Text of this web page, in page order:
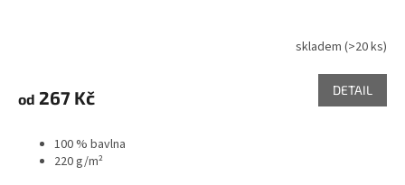
skladem (>20 ks)
od 267 Kč DETAIL
100 % bavlna
220 g/m²